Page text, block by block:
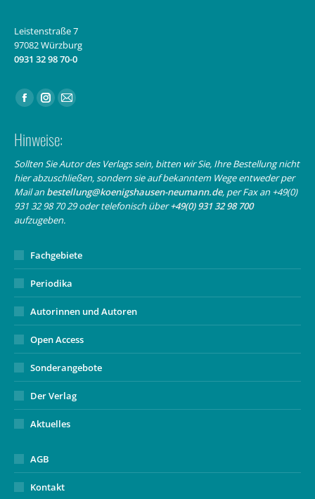
Leistenstraße 7
97082 Würzburg
0931 32 98 70-0
Finden Sie uns auf:
Facebook
opens
in
new
window
Instagram
opens
in
new
window
E-
opens
in
new
Hinweise:
Sollten Sie Autor des Verlags sein, bitten wir Sie, Ihre Bestellung nicht
hier abzuschließen, sondern sie auf bekanntem Wege entweder per
Mail anbestellung@koenigshausen-neumann.de, per Fax an +49(0)
931 32 98 70 29 oder telefonisch über+49(0) 931 32 98 700
aufzugeben.
Fachgebiete
Periodika
Autorinnen und Autoren
Open Access
Sonderangebote
Der Verlag
Aktuelles
AGB
Kontakt